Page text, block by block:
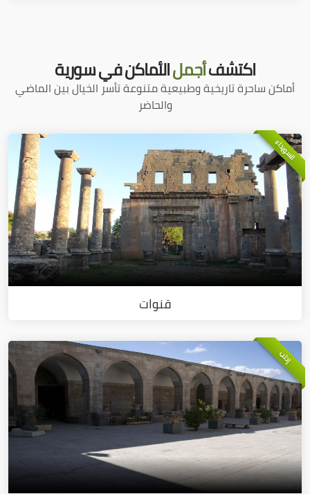
اكتشفأجملالأماكن في سورية
أماكن ساحرة تاريخية وطبيعية متنوعة تأسر الخيال بين الماضي
والحاضر
السويداء
قنوات
إدلب